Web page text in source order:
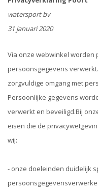
watersport bv
31 januari 2020
Via onze webwinkel worden
persoonsgegevens
zorgvuldige omgang met
Persoonlijke gegevens
verwerkt en beveiligd.Bij
eisen die de
wij:
- onze doeleinden duidelijk